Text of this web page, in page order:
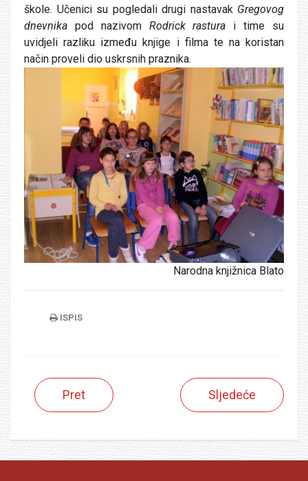
škole. Učenici su pogledali drugi nastavak Gregovog
dnevnika pod nazivom Rodrick rastura i time su
uvidjeli razliku između knjige i filma te na koristan
način proveli dio uskrsnih praznika.
Narodna knjižnica Blato
ISPIS
Pret Sljedeće